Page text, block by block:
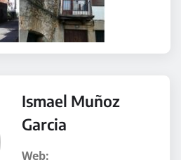
Ismael Muñoz
Garcia
Web: